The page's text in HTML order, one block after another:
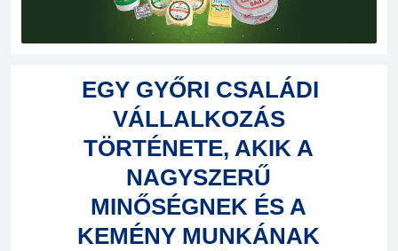
EGY GYŐRI CSALÁDI
VÁLLALKOZÁS
TÖRTÉNETE, AKIK A
NAGYSZERŰ
MINŐSÉGNEK ÉS A
KEMÉNY MUNKÁNAK